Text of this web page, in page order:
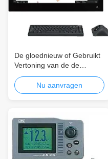
De gloednieuw of Gebruikt
Vertoning van de de
Bewerker Compact
Elektronisch Grafiek van
Furuno Fmd3100
Nu aanvragen